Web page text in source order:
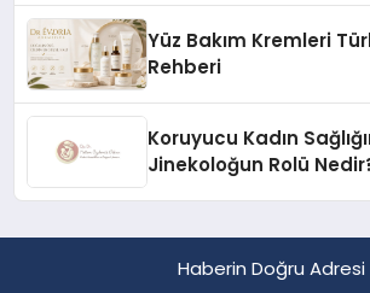
Yüz Bakım Kremleri
Rehberi
Koruyucu Kadın
Jinekoloğun Rolü
Haberin Doğru Adresi